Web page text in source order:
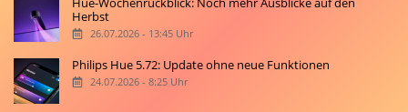
Herbst
26.07.2026 - 13:45 Uhr
Philips Hue 5.72: Update ohne neue Funktionen
24.07.2026 - 8:25 Uhr